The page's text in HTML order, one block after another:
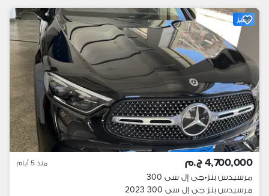
مميز
4,700,000 ج.م منذ 5 أيام
مرسيدس بنز•جى إل سى 300
مرسيدس بنز جى إل سى 300 2023